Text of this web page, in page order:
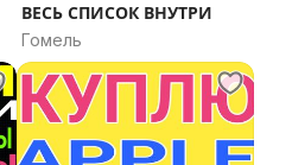
ВЕСЬ СПИСОК ВНУТРИ
Гомель